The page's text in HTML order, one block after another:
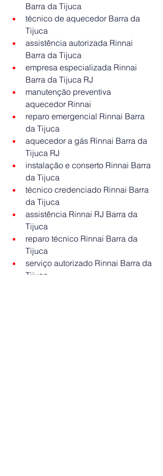
Barra da Tijuca
técnico de aquecedor Barra da
Tijuca
assistência autorizada Rinnai
Barra da Tijuca
empresa especializada Rinnai
Barra da Tijuca RJ
manutenção preventiva
aquecedor Rinnai
reparo emergencial Rinnai Barra
da Tijuca
aquecedor a gás Rinnai Barra da
Tijuca RJ
instalação e conserto Rinnai Barra
da Tijuca
técnico credenciado Rinnai Barra
da Tijuca
assistência Rinnai RJ Barra da
Tijuca
reparo técnico Rinnai Barra da
Tijuca
serviço autorizado Rinnai Barra da
Tijuca